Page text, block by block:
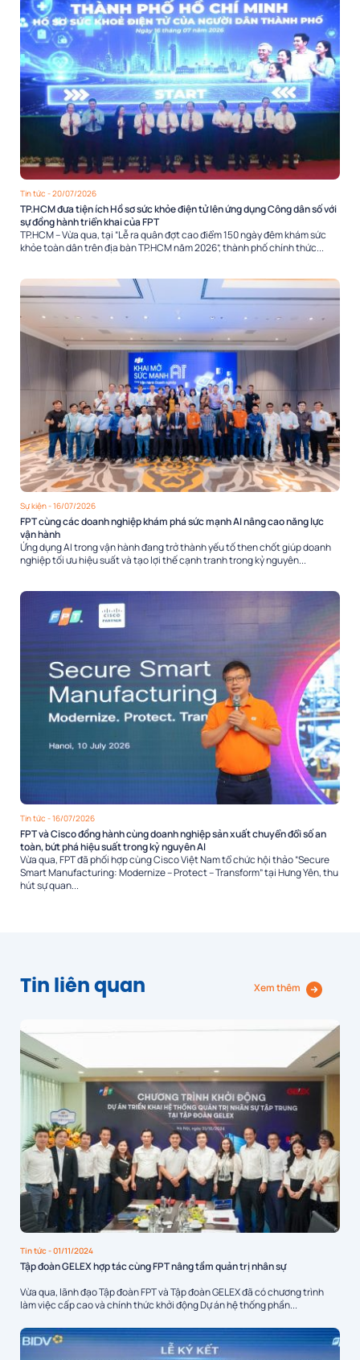
Tin tức - 20/07/2026
TP.HCM đưa tiện ích Hồ sơ sức khỏe điện tử lên ứng dụng Công dân số với
sự đồng hành triển khai của FPT
TP.HCM – Vừa qua, tại “Lễ ra quân đợt cao điểm 150 ngày đêm khám sức
khỏe toàn dân trên địa bàn TP.HCM năm 2026”, thành phố chính thức...
Sự kiện- 16/07/2026
FPT cùng các doanh nghiệp khám phá sức mạnh AI nâng cao năng lực
vận hành
Ứng dụng AI trong vận hành đang trở thành yếu tố then chốt giúp doanh
nghiệp tối ưu hiệu suất và tạo lợi thế cạnh tranh trong kỷ nguyên...
Tin tức - 16/07/2026
FPT và Cisco đồng hành cùng doanh nghiệp sản xuất chuyển đổi số an
toàn, bứt phá hiệu suất trong kỷ nguyên AI
Vừa qua, FPT đã phối hợp cùng Cisco Việt Nam tổ chức hội thảo “Secure
Smart Manufacturing: Modernize – Protect – Transform” tại Hưng Yên, thu
hút sự quan...
Tin liên quan Xem thêm
Tin tức- 01/11/2024
Tập đoàn GELEX hợp tác cùng FPT nâng tầm quản trị nhân sự
Vừa qua, lãnh đạo Tập đoàn FPT và Tập đoàn GELEX đã có chương trình
làm việc cấp cao và chính thức khởi động Dự án hệ thống phần...